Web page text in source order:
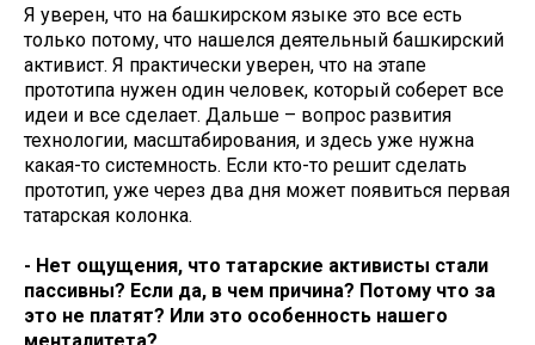
Я уверен, что на башкирском языке это все есть
только потому, что нашелся деятельный башкирский
активист. Я практически уверен, что на этапе
прототипа нужен один человек, который соберет все
идеи и все сделает. Дальше – вопрос развития
технологии, масштабирования, и здесь уже нужна
какая-то системность. Если кто-то решит сделать
прототип, уже через два дня может появиться первая
татарская колонка.
- Нет ощущения, что татарские активисты стали
пассивны? Если да, в чем причина? Потому что за
это не платят? Или это особенность нашего